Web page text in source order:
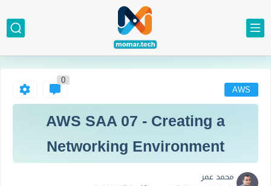
AWS
0
AWS SAA 07 - Creating a
Networking Environment
محمد عمر